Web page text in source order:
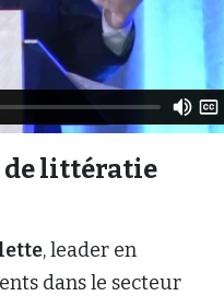
de littératie
, leader en
dans le secteur